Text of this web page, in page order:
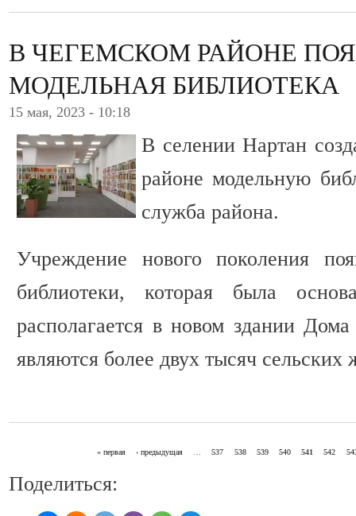
В ЧЕГЕМСКОМ РАЙОНЕ
МОДЕЛЬНАЯ БИБЛИОТЕКА
15 мая, 2023 - 10:18
В селении Нартан
районе модельную
служба района.
Учреждение нового поколения
библиотеки, которая была
располагается в новом здании
являются более двух тысяч сельских
« первая ‹ предыдущая 537 538 539 540 541 542
Поделиться: